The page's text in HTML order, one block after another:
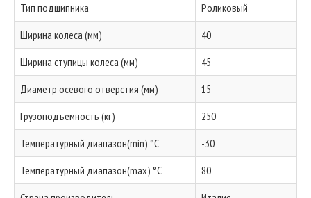
Тип подшипника
Роликовый
Ширина колеса (мм)
40
Ширина ступицы колеса (мм)
45
Диаметр осевого отверстия (мм)
15
Грузоподъемность (кг)
250
Температурный диапазон(min) °C
-30
Температурный диапазон(max) °C
80